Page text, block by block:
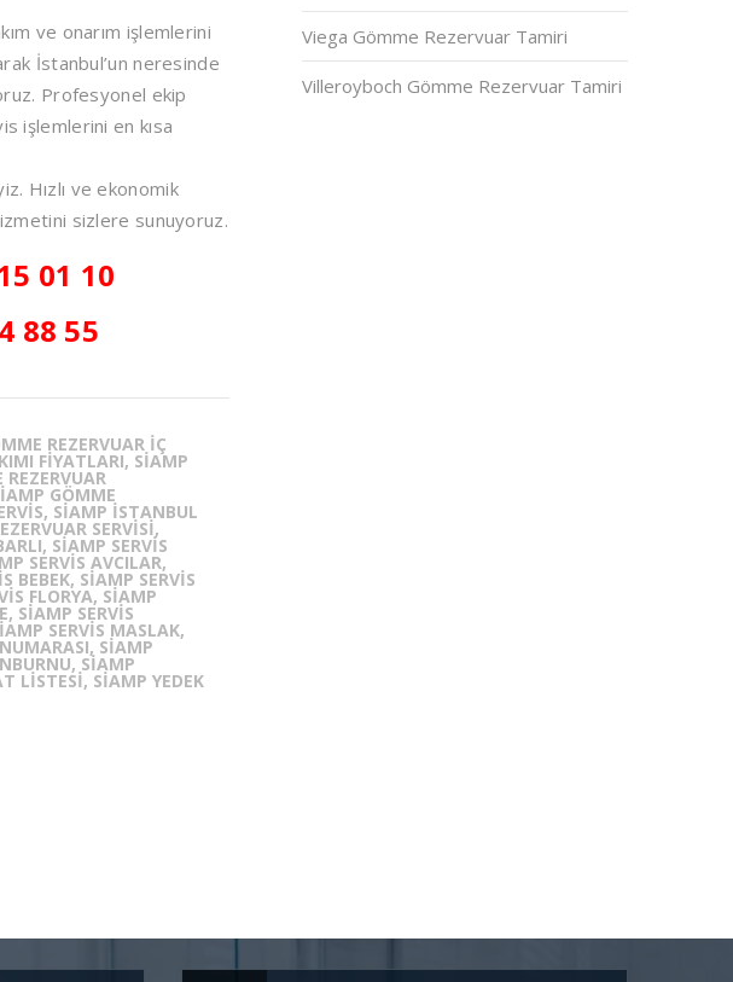
ve onarım işlemlerini
İstanbul’un neresinde
Profesyonel ekip
işlemlerini en kısa
Hızlı ve ekonomik
sizlere sunuyoruz.
01 10
88 55
REZERVUAR İÇ
FIYATLARI, SIAMP
GÖMME
SIAMP ISTANBUL
SERVISI,
SIAMP SERVIS
SERVIS AVCILAR,
BEBEK, SIAMP SERVIS
FLORYA, SIAMP
SIAMP SERVIS
SERVIS MASLAK,
SIAMP
SIAMP
LISTESI, SIAMP YEDEK
Viega Gömme Rezervuar Tamiri
Villeroyboch Gömme Rezervuar Tamiri